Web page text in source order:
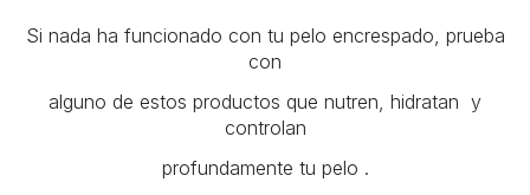
Si nada ha funcionado con tu pelo encrespado, prueba
con
alguno de estos productos que nutren, hidratan y
controlan
profundamente tu pelo .